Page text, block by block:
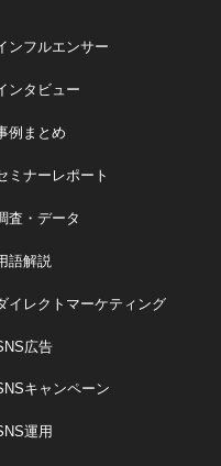
ンフルエンサー
ンタビュー
例まとめ
ミナーレポート
査・データ
語解説
イレクトマーケティング
広告
キャンペーン
運用